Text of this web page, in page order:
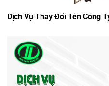
Dịch Vụ Thay Đổi Tên Công